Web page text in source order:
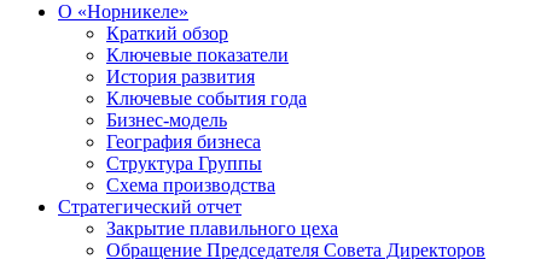
О «Норникеле»
Краткий обзор
Ключевые показатели
История развития
Ключевые события года
Бизнес-модель
География бизнеса
Структура Группы
Схема производства
Стратегический отчет
Закрытие плавильного цеха
Обращение Председателя Совета Директоров